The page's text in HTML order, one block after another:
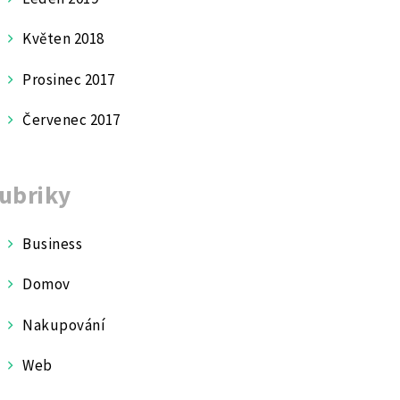
Květen 2018
Prosinec 2017
Červenec 2017
Business
Domov
Nakupování
Web